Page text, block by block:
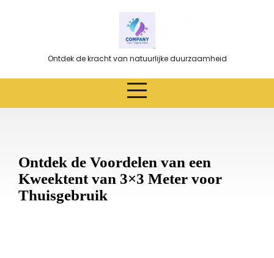
Ontdek de kracht van natuurlijke duurzaamheid
Ontdek de Voordelen van een
Kweektent van 3×3 Meter voor
Thuisgebruik